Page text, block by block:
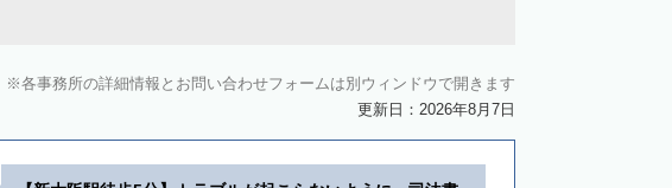
各事務所の詳細情報とお問い合わせフォームは別ウィンドウで開きます
更新日：2026年8月7日